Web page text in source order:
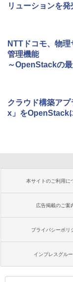
リューションを発
NTTドコモ、物
管理機能
～OpenStackの
クラウド構築ア
x」をOpenStack
本サイトのご利用に
広告掲載のご案
プライバシーポリ
インプレスグル